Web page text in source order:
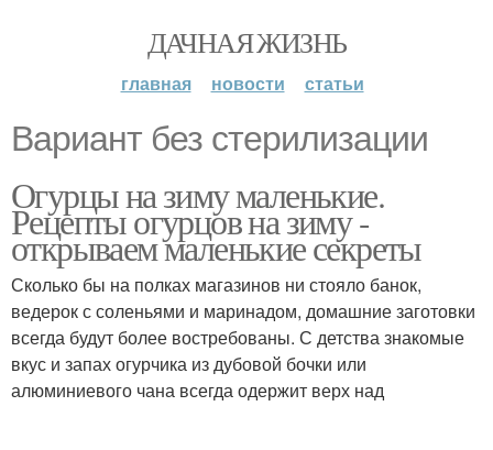
ДАЧНАЯ ЖИЗНЬ
главная новости статьи
Вариант без стерилизации
Огурцы на зиму маленькие.
Рецепты огурцов на зиму -
открываем маленькие секреты
Сколько бы на полках магазинов ни стояло банок,
ведерок с соленьями и маринадом, домашние заготовки
всегда будут более востребованы. С детства знакомые
вкус и запах огурчика из дубовой бочки или
алюминиевого чана всегда одержит верх над